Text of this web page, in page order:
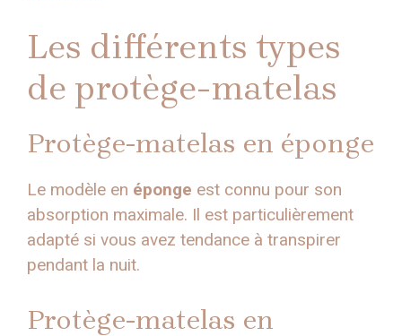
Les différents types
de protège-matelas
Protège-matelas en éponge
Le modèle en éponge est connu pour son
absorption maximale. Il est particulièrement
adapté si vous avez tendance à transpirer
pendant la nuit.
Protège-matelas en